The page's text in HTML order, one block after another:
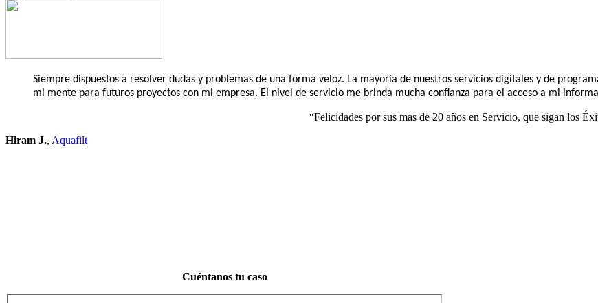
Siempre dispuestos a resolver dudas y problemas de una forma veloz. La mayoría de nuestros servicios digitales y de
mi mente para futuros proyectos con mi empresa. El nivel de servicio me brinda mucha confianza para el acceso a mi
“Felicidades por sus mas de 20 años en Servicio, que sigan los
Hiram J., Aquafilt
Cuéntanos tu caso